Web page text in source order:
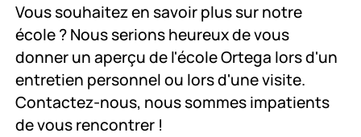
Vous souhaitez en savoir plus sur notre
école ? Nous serions heureux de vous
donner un aperçu de l'école Ortega lors d'un
entretien personnel ou lors d'une visite.
Contactez-nous, nous sommes impatients
de vous rencontrer !